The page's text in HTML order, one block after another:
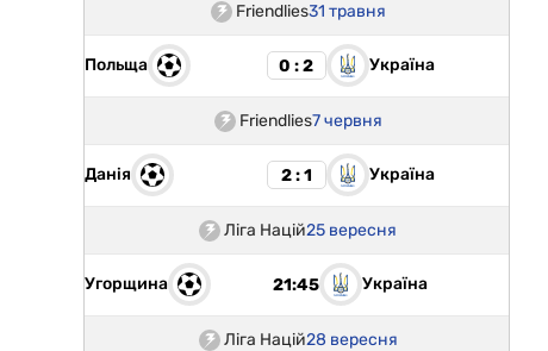
Friendlies31 травня
Польща 0 : 2 Україна
Friendlies7 червня
Данія 2 : 1 Україна
Ліга Націй25 вересня
Угорщина 21:45 Україна
Ліга Націй28 вересня